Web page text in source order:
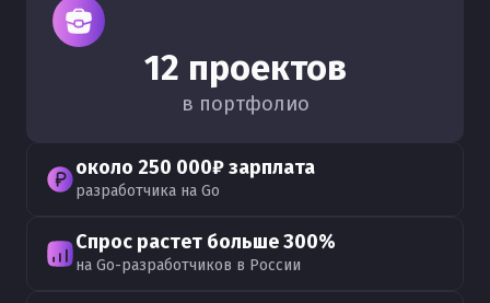
12 проектов
в портфолио
около 250 000₽ зарплата
разработчика на Go
Спрос растет больше 300%
на Go-разработчиков в России